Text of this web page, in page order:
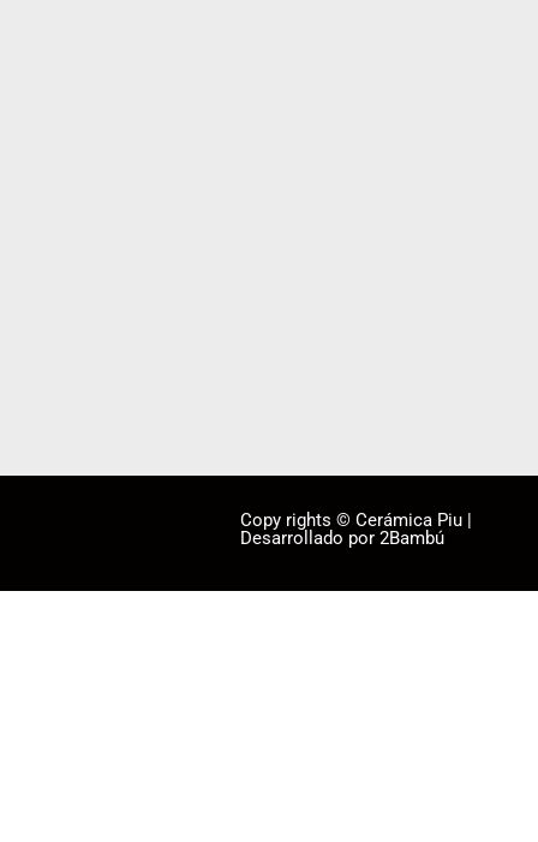
Copy rights © Cerámica Piu |
Desarrollado por 2Bambú